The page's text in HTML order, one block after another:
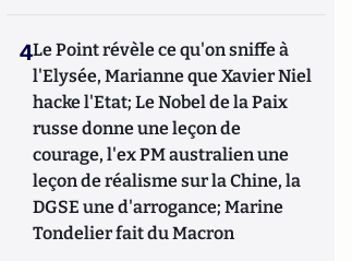
4Le Point révèle ce qu'on sniffe à
l'Elysée, Marianne que Xavier Niel
hacke l'Etat; Le Nobel de la Paix
russe donne une leçon de
courage, l'ex PM australien une
leçon de réalisme sur la Chine, la
DGSE une d'arrogance; Marine
Tondelier fait du Macron